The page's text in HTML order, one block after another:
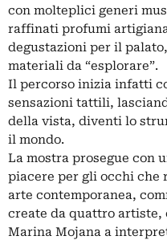
con molteplici generi
raffinati profumi
degustazioni per il
materiali da “esplorare”.
Il percorso inizia infatti
sensazioni tattili,
della vista, diventi lo
il mondo.
La mostra prosegue con
piacere per gli occhi
arte contemporanea,
create da quattro
Marina Mojana a